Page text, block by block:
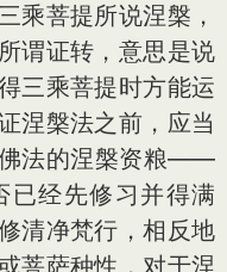
乘菩提所说涅槃，
谓证转，意思是说
三乘菩提时方能运
涅槃法之前，应当
佛法的涅槃资粮——
已经先修习并得满
清净梵行，相反地
菩萨种性，对于涅